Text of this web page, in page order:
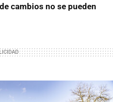
cambios no se pueden